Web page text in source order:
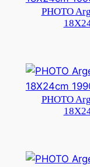
PHOTO
PHOTO